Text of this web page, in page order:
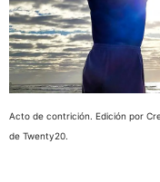
Acto de contrición. Edición por
de Twenty20.